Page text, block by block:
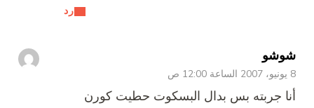
رد
شوشو
8 يونيو، 2007 الساعة 12:00 ص
أنا جربته بس بدال البسكوت حطيت كورن